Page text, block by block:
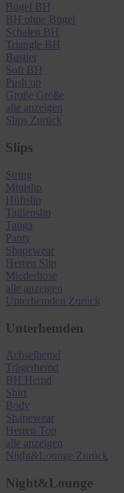
Bügel BH
BH ohne Bügel
Schalen BH
Triangle BH
Bustier
Soft BH
Push up
Große Größe
alle anzeigen
Slips Zurück
Slips
String
Minislip
Hüftslip
Taillenslip
Tanga
Panty
Shapewear
Herren Slip
Miederhose
alle anzeigen
Unterhemden Zurück
Unterhemden
Achselhemd
Trägerhemd
BH Hemd
Shirt
Body
Shapewear
Herren Top
alle anzeigen
Night&Lounge Zurück
Night&Lounge